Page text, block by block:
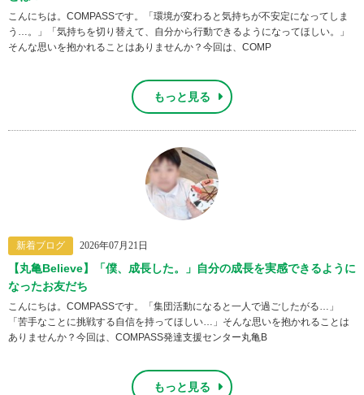
こんにちは。COMPASSです。「環境が変わると気持ちが不安定になってしま
う…。」「気持ちを切り替えて、自分から行動できるようになってほしい。」
そんな思いを抱かれることはありませんか？今回は、COMP
もっと見る
新着ブログ 2026年07月21日
【丸亀Believe】「僕、成長した。」自分の成長を実感できるように
なったお友だち
こんにちは。COMPASSです。「集団活動になると一人で過ごしたがる…」
「苦手なことに挑戦する自信を持ってほしい…」そんな思いを抱かれることは
ありませんか？今回は、COMPASS発達支援センター丸亀B
もっと見る